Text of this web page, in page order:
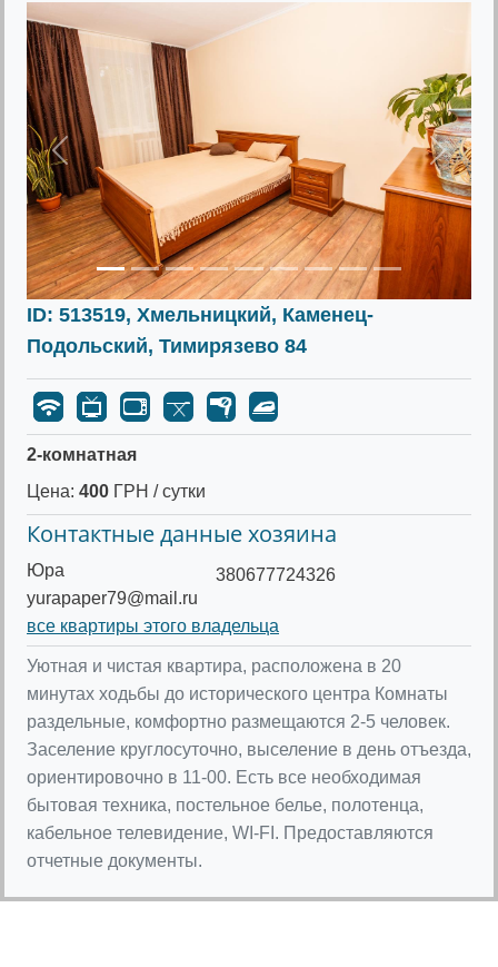
Предыдущее
ID: 513519, Хмельницкий, Каменец-
Подольский, Тимирязево 84
2-комнатная
Цена: 400 ГРН / сутки
Контактные данные хозяина
Юра
yurapaper79@mail.ru
380677724326
все квартиры этого владельца
Уютная и чистая квартира, расположена в 20
минутах ходьбы до исторического центра Комнаты
раздельные, комфортно размещаются 2-5 человек.
Заселение круглосуточно, выселение в день отъезда,
ориентировочно в 11-00. Есть все необходимая
бытовая техника, постельное белье, полотенца,
кабельное телевидение, WI-FI. Предоставляются
отчетные документы.